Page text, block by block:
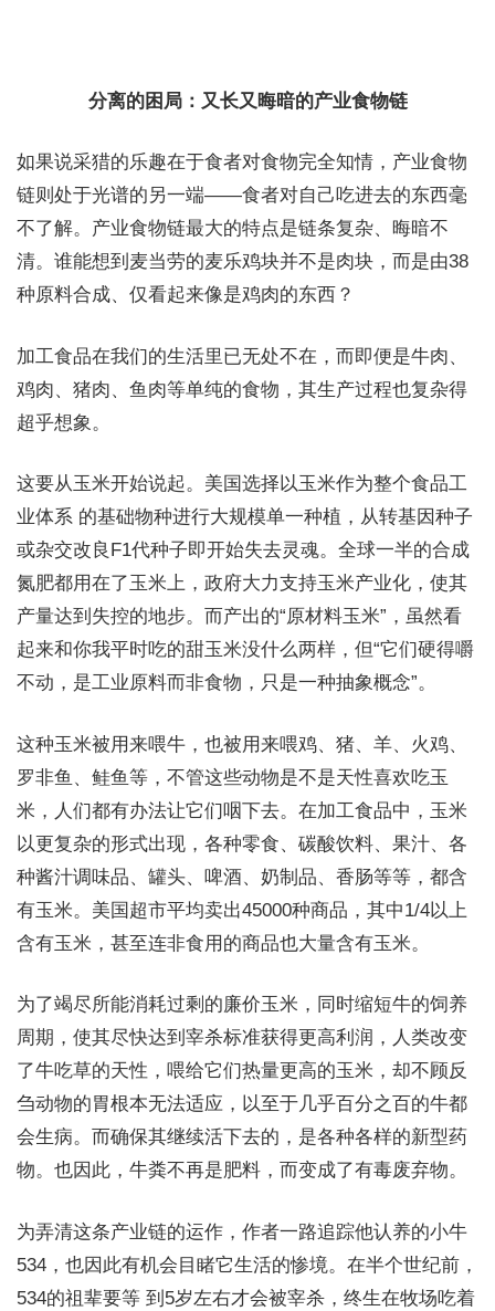
分离的困局：又长又晦暗的产业食物链
如果说采猎的乐趣在于食者对食物完全知情，产业食物
链则处于光谱的另一端——食者对自己吃进去的东西毫
不了解。产业食物链最大的特点是链条复杂、晦暗不
清。谁能想到麦当劳的麦乐鸡块并不是肉块，而是由38
种原料合成、仅看起来像是鸡肉的东西？
加工食品在我们的生活里已无处不在，而即便是牛肉、
鸡肉、猪肉、鱼肉等单纯的食物，其生产过程也复杂得
超乎想象。
这要从玉米开始说起。美国选择以玉米作为整个食品工
业体系 的基础物种进行大规模单一种植，从转基因种子
或杂交改良F1代种子即开始失去灵魂。全球一半的合成
氮肥都用在了玉米上，政府大力支持玉米产业化，使其
产量达到失控的地步。而产出的“原材料玉米”，虽然看
起来和你我平时吃的甜玉米没什么两样，但“它们硬得嚼
不动，是工业原料而非食物，只是一种抽象概念”。
这种玉米被用来喂牛，也被用来喂鸡、猪、羊、火鸡、
罗非鱼、鲑鱼等，不管这些动物是不是天性喜欢吃玉
米，人们都有办法让它们咽下去。在加工食品中，玉米
以更复杂的形式出现，各种零食、碳酸饮料、果汁、各
种酱汁调味品、罐头、啤酒、奶制品、香肠等等，都含
有玉米。美国超市平均卖出45000种商品，其中1/4以上
含有玉米，甚至连非食用的商品也大量含有玉米。
为了竭尽所能消耗过剩的廉价玉米，同时缩短牛的饲养
周期，使其尽快达到宰杀标准获得更高利润，人类改变
了牛吃草的天性，喂给它们热量更高的玉米，却不顾反
刍动物的胃根本无法适应，以至于几乎百分之百的牛都
会生病。而确保其继续活下去的，是各种各样的新型药
物。也因此，牛粪不再是肥料，而变成了有毒废弃物。
为弄清这条产业链的运作，作者一路追踪他认养的小牛
534，也因此有机会目睹它生活的惨境。在半个世纪前，
534的祖辈要等 到5岁左右才会被宰杀，终生在牧场吃着